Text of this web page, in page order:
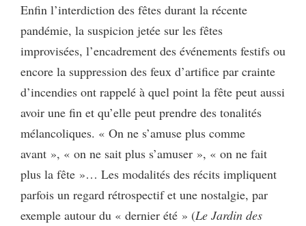
Enfin l’interdiction des fêtes durant la récente
pandémie, la suspicion jetée sur les fêtes
improvisées, l’encadrement des événements festifs ou
encore la suppression des feux d’artifice par crainte
d’incendies ont rappelé à quel point la fête peut aussi
avoir une fin et qu’elle peut prendre des tonalités
mélancoliques. « On ne s’amuse plus comme
avant », « on ne sait plus s’amuser », « on ne fait
plus la fête »… Les modalités des récits impliquent
parfois un regard rétrospectif et une nostalgie, par
exemple autour du « dernier été » (Le Jardin des